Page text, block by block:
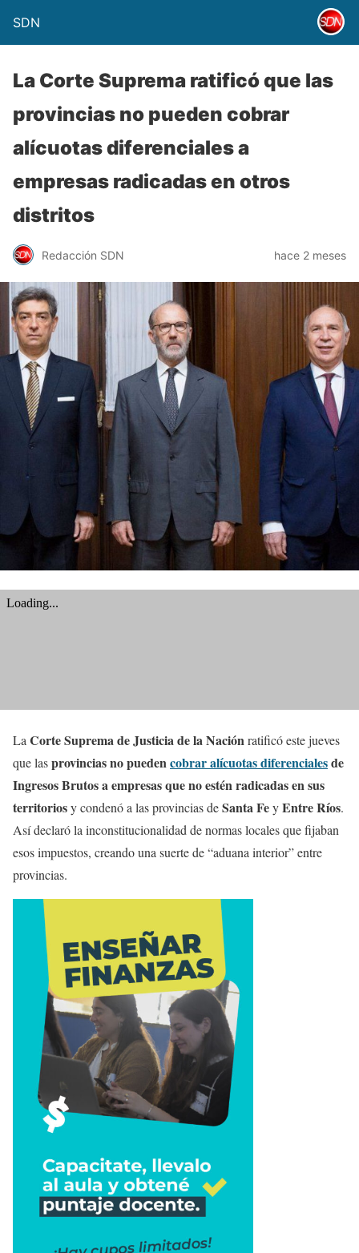
SDN
La Corte Suprema ratificó que las
provincias no pueden cobrar
alícuotas diferenciales a
empresas radicadas en otros
distritos
Redacción SDN hace 2 meses
LaCorte Suprema de Justicia de la Naciónratificó este jueves
que lasprovincias no puedencobrar alícuotas diferencialesde
Ingresos Brutos a empresas que no estén radicadas en sus
territoriosy condenó a las provincias deSanta FeyEntre Ríos.
Así declaró la inconstitucionalidad de normas locales que fijaban
esos impuestos, creando una suerte de “aduana interior” entre
provincias.